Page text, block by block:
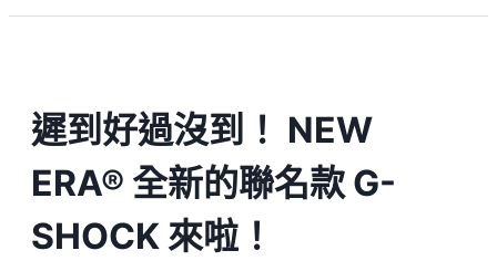
遲到好過沒到！ NEW
ERA® 全新的聯名款 G-
SHOCK 來啦！